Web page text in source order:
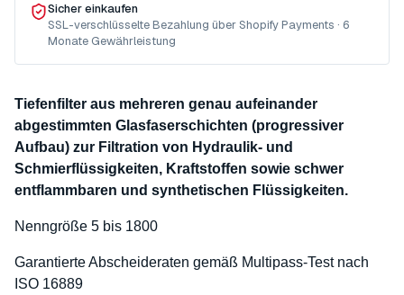
Sicher einkaufen
SSL-verschlüsselte Bezahlung über Shopify Payments · 6
Monate Gewährleistung
Tiefenfilter aus mehreren genau aufeinander
abgestimmten Glasfaserschichten (progressiver
Aufbau) zur Filtration von Hydraulik- und
Schmierflüssigkeiten, Kraftstoffen sowie schwer
entflammbaren und synthetischen Flüssigkeiten.
Nenngröße 5 bis 1800
Garantierte Abscheideraten gemäß Multipass-Test nach
ISO 16889